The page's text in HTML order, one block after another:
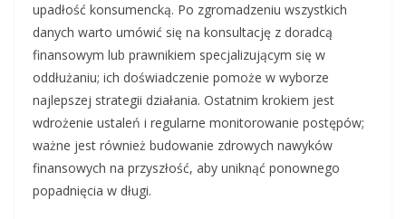
upadłość konsumencką. Po zgromadzeniu wszystkich
danych warto umówić się na konsultację z doradcą
finansowym lub prawnikiem specjalizującym się w
oddłużaniu; ich doświadczenie pomoże w wyborze
najlepszej strategii działania. Ostatnim krokiem jest
wdrożenie ustaleń i regularne monitorowanie postępów;
ważne jest również budowanie zdrowych nawyków
finansowych na przyszłość, aby uniknąć ponownego
popadnięcia w długi.